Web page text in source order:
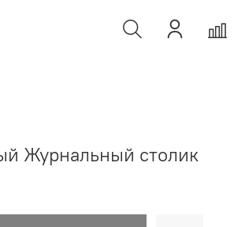
Журнальный столик